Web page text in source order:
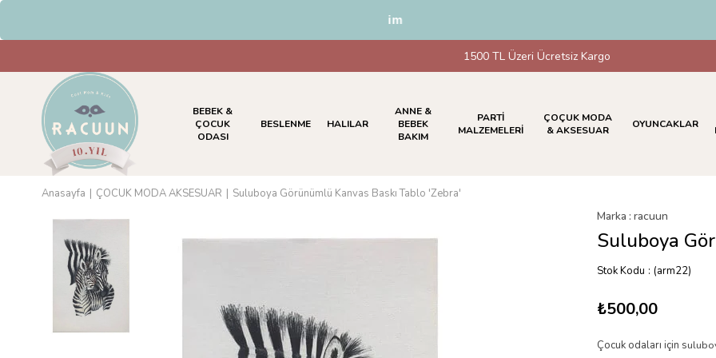
HAVALE & EFT Ödemelerinde %5 İndirim
1500 TL Üzeri Ücretsiz Kargo
BEBEK &
ÇOCUK
ODASI
BESLENME HALILAR
ANNE &
BEBEK
BAKIM
PARTİ
MALZEMELERİ
ÇOÇUK MODA
& AKSESUAR
OYUNCAKLAR
Anasayfa ÇOCUK MODA AKSESUAR Suluboya Görünümlü Kanvas Baskı Tablo 'Zebra'
Marka : racuun
Suluboya
Stok Kodu (arm22)
₺500,00
Çocuk odaları için s